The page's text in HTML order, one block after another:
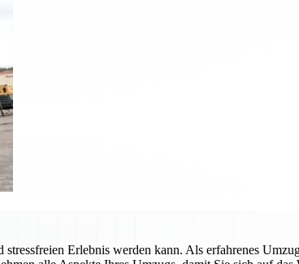
Erlebnis werden kann. Als erfahrenes